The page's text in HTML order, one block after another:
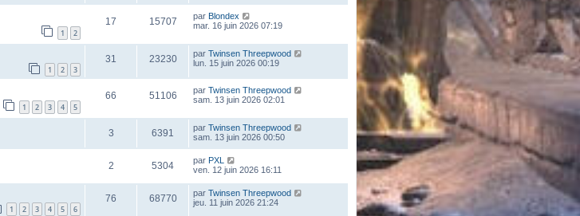
1 2
17 15707 par Blondex
mar. 16 juin 2026 07:19
1 2 3
31 23230 par Twinsen Threepwood
lun. 15 juin 2026 00:19
1 2 3 4 5
66 51106 par Twinsen Threepwood
sam. 13 juin 2026 02:01
3 6391 par Twinsen Threepwood
sam. 13 juin 2026 00:50
2 5304 par PXL
ven. 12 juin 2026 16:11
1 2 3 4 5 6
76 68770 par Twinsen Threepwood
jeu. 11 juin 2026 21:24